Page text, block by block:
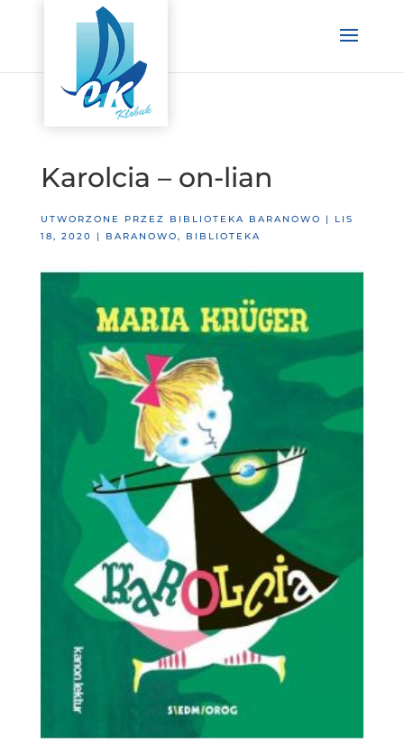
Karolcia – on-lian
UTWORZONE PRZEZ BIBLIOTEKA BARANOWO | LIS
18, 2020
| BARANOWO, BIBLIOTEKA